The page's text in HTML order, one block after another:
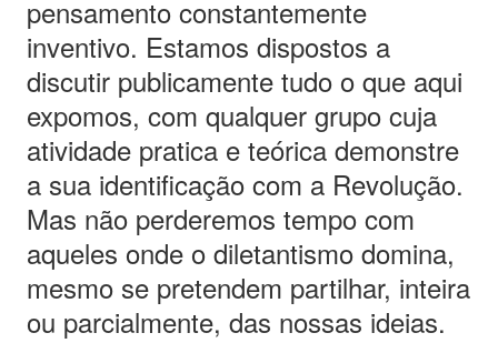
pensamento constantemente
inventivo. Estamos dispostos a
discutir publicamente tudo o que aqui
expomos, com qualquer grupo cuja
atividade pratica e teórica demonstre
a sua identificação com a Revolução.
Mas não perderemos tempo com
aqueles onde o diletantismo domina,
mesmo se pretendem partilhar, inteira
ou parcialmente, das nossas ideias.